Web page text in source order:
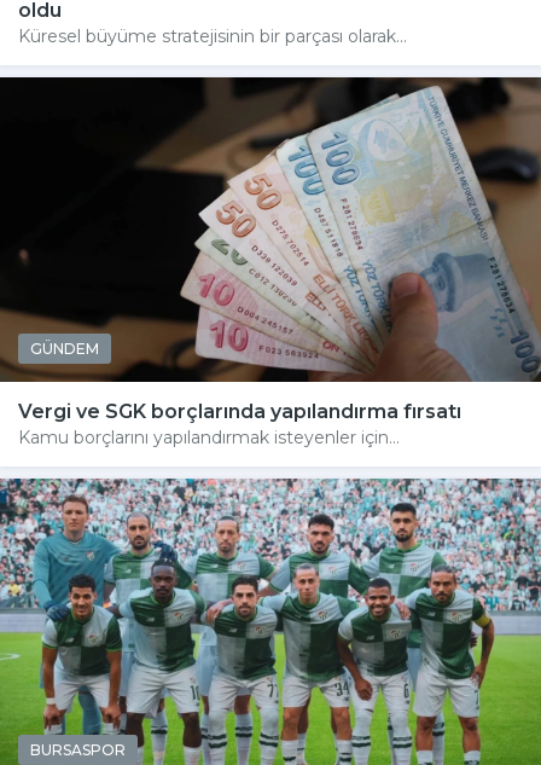
oldu
Küresel büyüme stratejisinin bir parçası olarak...
GÜNDEM
Vergi ve SGK borçlarında yapılandırma fırsatı
Kamu borçlarını yapılandırmak isteyenler için...
BURSASPOR